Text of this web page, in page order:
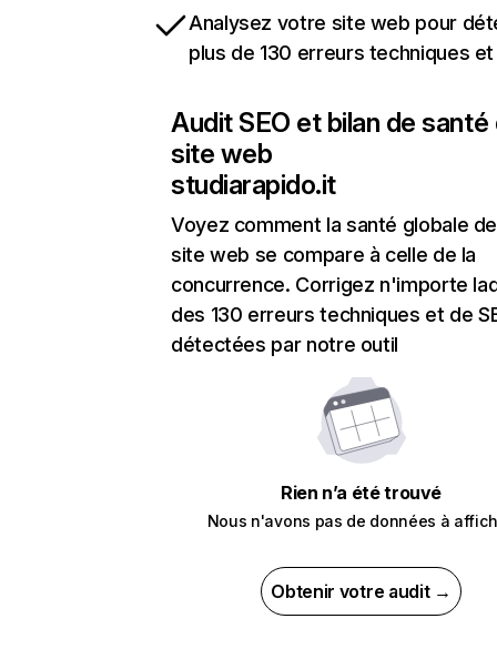
Analysez votre site web pour
plus de 130 erreurs techniques et
Audit SEO et bilan de santé
site web
studiarapido.it
Voyez comment la santé globale
site web se compare à celle de la
concurrence. Corrigez n'importe
des 130 erreurs techniques et de
détectées par notre outil
Rien n’a été trouvé
Nous n'avons pas de données à
Obtenir votre audit →